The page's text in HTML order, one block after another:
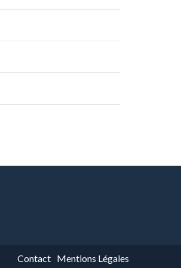
Contact Mentions Légales